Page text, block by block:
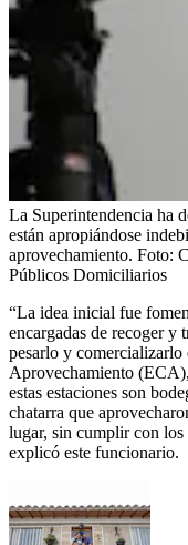
La Superintendencia ha
están apropiándose
aprovechamiento. Foto:
Públicos Domiciliarios
“La idea inicial fue
encargadas de recoger y
pesarlo y
Aprovechamiento
estas estaciones son
chatarra que
lugar, sin cumplir con los
explicó este funcionario.